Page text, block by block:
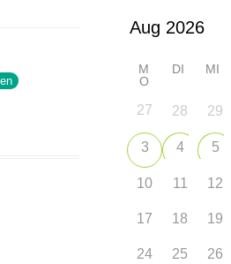
M
O
DI MI
27 28 29
3 4 5
10 11 12
17 18 19
24 25 26